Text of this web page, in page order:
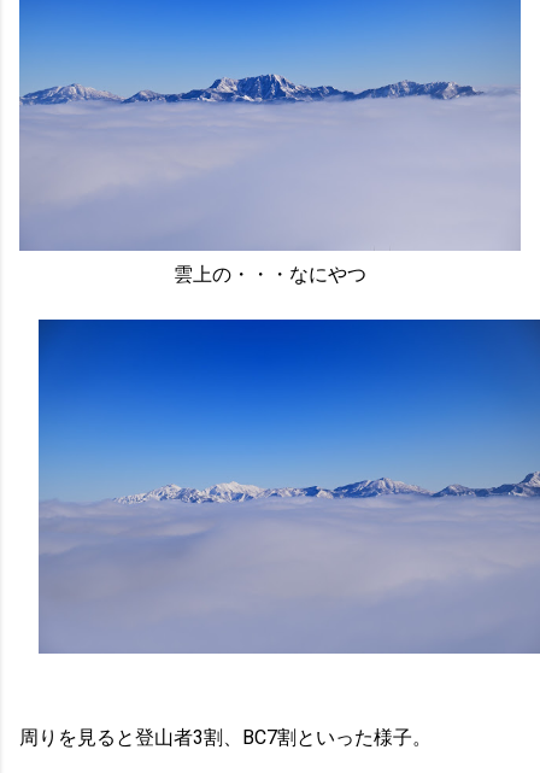
雲上の・・・なにやつ
周りを見ると登山者3割、BC7割といった様子。